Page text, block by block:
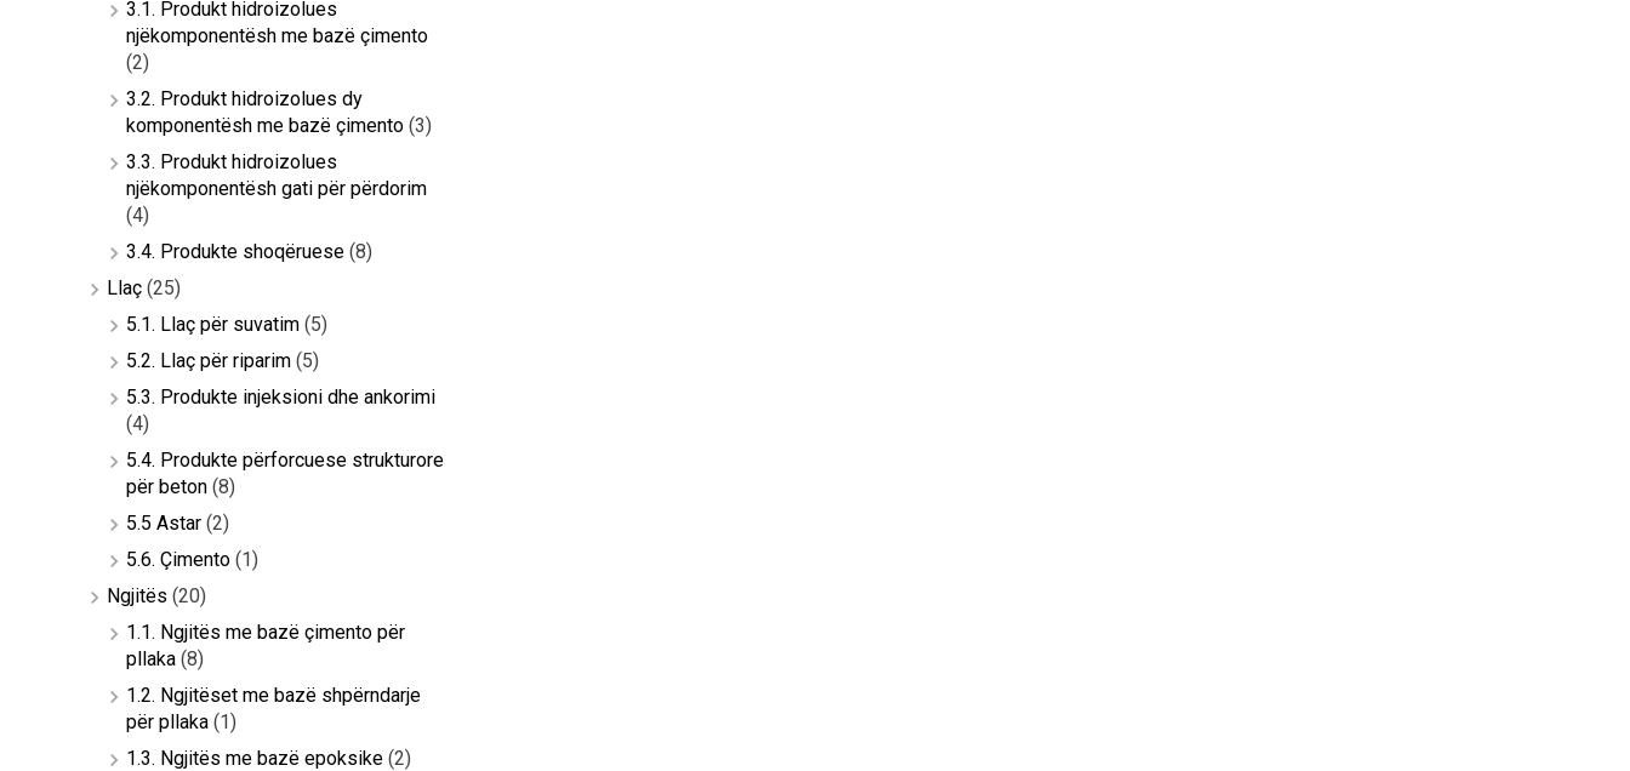
3.1. Produkt hidroizolues
njëkomponentësh me bazë çimento
(2)
3.2. Produkt hidroizolues dy
komponentësh me bazë çimento (3)
3.3. Produkt hidroizolues
njëkomponentësh gati për përdorim
(4)
3.4. Produkte shoqëruese (8)
Llaç (25)
5.1. Llaç për suvatim (5)
5.2. Llaç për riparim (5)
5.3. Produkte injeksioni dhe ankorimi
(4)
5.4. Produkte përforcuese strukturore
për beton (8)
5.5 Astar (2)
5.6. Çimento (1)
Ngjitës (20)
1.1. Ngjitës me bazë çimento për
pllaka (8)
1.2. Ngjitëset me bazë shpërndarje
për pllaka (1)
1.3. Ngjitës me bazë epoksike (2)